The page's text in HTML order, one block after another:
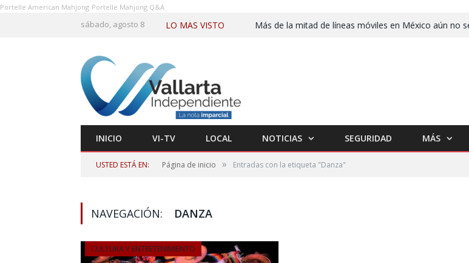
Portelle American Mahjong Portelle Mahjong Q&A
sábado, agosto 8 LO MAS VISTO
INICIO VI-TV LOCAL NOTICIAS SEGURIDAD MÁS
USTED ESTÁ EN: Página de inicio » Entradas con la etiqueta "Danza"
NAVEGACIÓN: DANZA
CULTURA Y ENTRETENIMIENTO